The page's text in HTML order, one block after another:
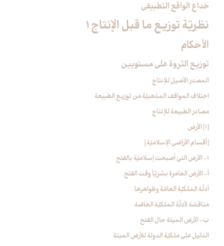
خداع الواقع التطبيقي
نظريّة توزيع ما قبل الإنتاج 1
الأحكام‏
توزيع الثروة على مستويين
المصدر الأصيل للإنتاج
اختلاف المواقف المذهبيّة من توزيع الطبيعة
مصادر الطبيعة للإنتاج‏
[1] الأرض‏
[أقسام الأراضي الإسلاميّة]
1- الأرض التي أصبحت إسلاميّة بالفتح‏
أ- الأرض العامرة بشريّاً وقت الفتح
أدلّة الملكيّة العامّة وظواهرها
مناقشة لأدلّة الملكيّة الخاصّة
ب- الأرض الميتة حال الفتح
الدليل على ملكيّة الدولة للأرض الميتة